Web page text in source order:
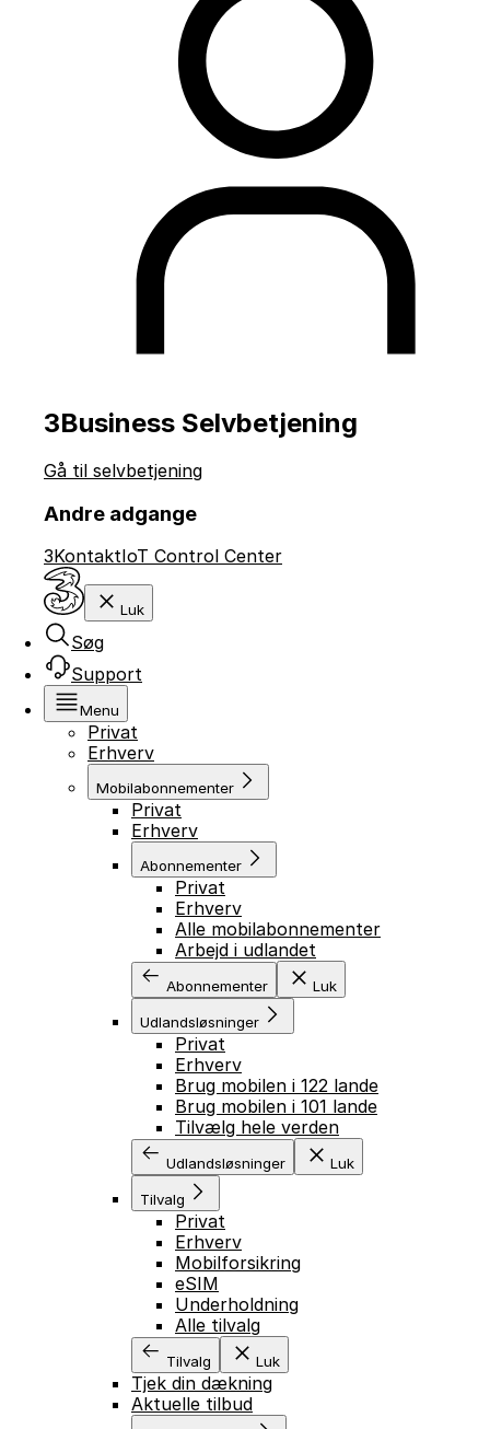
3Business Selvbetjening
Gå til selvbetjening
Andre adgange
3KontaktIoT Control Center
Luk
Søg
Support
Menu
Privat
Erhverv
Mobilabonnementer
Privat
Erhverv
Abonnementer
Privat
Erhverv
Alle mobilabonnementer
Arbejd i udlandet
Abonnementer Luk
Udlandsløsninger
Privat
Erhverv
Brug mobilen i 122 lande
Brug mobilen i 101 lande
Tilvælg hele verden
Udlandsløsninger Luk
Tilvalg
Privat
Erhverv
Mobilforsikring
eSIM
Underholdning
Alle tilvalg
Tilvalg Luk
Tjek din dækning
Aktuelle tilbud